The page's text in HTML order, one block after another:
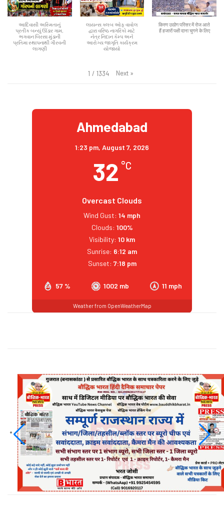
આદિવાસી અસ્મિતાનું
પ્રતીક બન્યું ઊંડાર ગામ,
ભગવાન બિરસા મુંડાની
પ્રતિમા સ્થાપનાથી ગૌરવની
લાગણી
લાયન્સ ક્લબ ઓફ વાવોલ
દ્વારા વરિષ્ઠ નાગરિકો માટે
નેત્ર નિદાન કેમ્પ અને
આરોગ્ય જાગૃતિ કાર્યક્રમ
યોજાયો
किरण उद्योग परिसर में रोज आते
हैं हजारों पक्षी दाना चुगने के लिए
1 / 1334 Next »
Ahmedabad
1:23 pm, August 7, 2026
32 °C
Overcast Clouds
57 % 1002 mb 11 mph
Wind Gust: 14 mph
Clouds: 100%
Visibility: 10 km
Sunrise: 6:12 am
Sunset: 7:18 pm
Weather from OpenWeatherMap